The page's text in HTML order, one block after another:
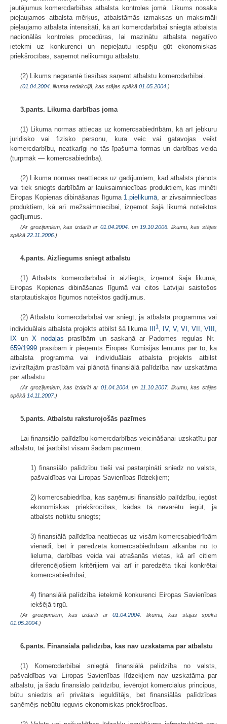
jautājumus komercdarbības atbalsta kontroles jomā. Likums nosaka
pieļaujamos atbalsta mērķus, atbalstāmās izmaksas un maksimāli
pieļaujamo atbalsta intensitāti, kā arī komercdarbībai sniegtā atbalsta
nacionālās kontroles procedūras, lai mazinātu atbalsta negatīvo
ietekmi uz konkurenci un nepieļautu iespēju gūt ekonomiskas
priekšrocības, saņemot nelikumīgu atbalstu.
(2) Likums negarantē tiesības saņemt atbalstu komercdarbībai.
(01.04.2004 . likuma redakcijā, kas stājas spēkā 01.05.2004. )
3.pants. Likuma darbības joma
(1) Likuma normas attiecas uz komercsabiedrībām, kā arī jebkuru
juridisko vai fizisko personu, kura veic vai gatavojas veikt
komercdarbību, neatkarīgi no tās īpašuma formas un darbības veida
(turpmāk — komercsabiedrība).
(2) Likuma normas neattiecas uz gadījumiem, kad atbalsts plānots
vai tiek sniegts darbībām ar lauksaimniecības produktiem, kas minēti
Eiropas Kopienas dibināšanas līguma 1.pielikumā, ar zivsaimniecības
produktiem, kā arī mežsaimniecībai, izņemot šajā likumā noteiktos
gadījumus.
(Ar grozījumiem, kas izdarīti ar 01.04.2004. un 19.10.2006 . likumu, kas stājas
spēkā 22.11.2006. )
4.pants. Aizliegums sniegt atbalstu
(1) Atbalsts komercdarbībai ir aizliegts, izņemot šajā likumā,
Eiropas Kopienas dibināšanas līgumā vai citos Latvijai saistošos
starptautiskajos līgumos noteiktos gadījumus.
(2) Atbalstu komercdarbībai var sniegt, ja atbalsta programma vai
individuālais atbalsta projekts atbilst šā likumaIII 1, IV, V, VI, VII, VIII,
IXun X nodaļas prasībām un saskaņā ar Padomes regulas Nr.
659/1999 prasībām ir pieņemts Eiropas Komisijas lēmums par to, ka
atbalsta programma vai individuālais atbalsta projekts atbilst
izvirzītajām prasībām vai plānotā finansiālā palīdzība nav uzskatāma
par atbalstu.
(Ar grozījumiem, kas izdarīti ar 01.04.2004. un 11.10.2007. likumu, kas stājas
spēkā 14.11.2007.)
5.pants. Atbalstu raksturojošās pazīmes
Lai finansiālo palīdzību komercdarbības veicināšanai uzskatītu par
atbalstu, tai jāatbilst visām šādām pazīmēm:
1) finansiālo palīdzību tieši vai pastarpināti sniedz no valsts,
pašvaldības vai Eiropas Savienības līdzekļiem;
2) komercsabiedrība, kas saņēmusi finansiālo palīdzību, iegūst
ekonomiskas priekšrocības, kādas tā nevarētu iegūt, ja
atbalsts netiktu sniegts;
3) finansiālā palīdzība neattiecas uz visām komercsabiedrībām
vienādi, bet ir paredzēta komercsabiedrībām atkarībā no to
lieluma, darbības veida vai atrašanās vietas, kā arī citiem
diferencējošiem kritērijiem vai arī ir paredzēta tikai konkrētai
komercsabiedrībai;
4) finansiālā palīdzība ietekmē konkurenci Eiropas Savienības
iekšējā tirgū.
(Ar grozījumiem, kas izdarīti ar01.04.2004. likumu, kas stājas spēkā
01.05.2004.)
6.pants. Finansiālā palīdzība, kas nav uzskatāma par atbalstu
(1) Komercdarbībai sniegtā finansiālā palīdzība no valsts,
pašvaldības vai Eiropas Savienības līdzekļiem nav uzskatāma par
atbalstu, ja šādu finansiālo palīdzību, ievērojot komerciālus principus,
būtu sniedzis arī privātais ieguldītājs, bet finansiālās palīdzības
saņēmējs nebūtu ieguvis ekonomiskas priekšrocības.